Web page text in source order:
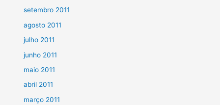
setembro 2011
agosto 2011
julho 2011
junho 2011
maio 2011
abril 2011
março 2011